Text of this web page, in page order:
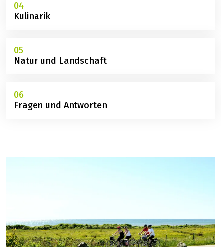
04
Kulinarik
05
Natur und Landschaft
06
Fragen und Antworten